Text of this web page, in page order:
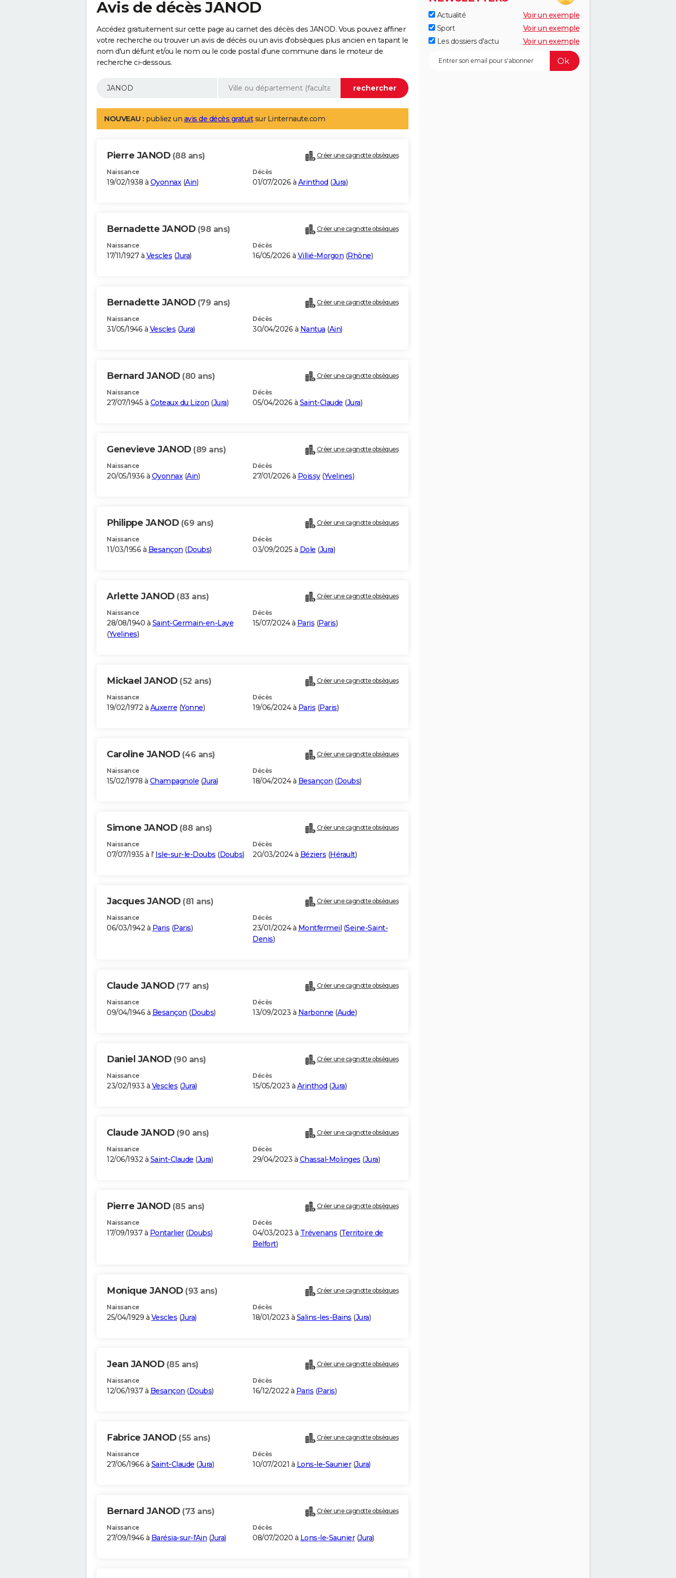
Avis de décès JANOD
Accédez gratuitement sur cette page au carnet des décès des JANOD. Vous pouvez affiner
votre recherche ou trouver un avis de décès ou un avis d'obsèques plus ancien en tapant le
nom d'un défunt et/ou le nom ou le code postal d'une commune dans le moteur de
recherche ci-dessous.
NOUVEAU : publiez un avis de décès gratuitsur Linternaute.com
Pierre JANOD (88 ans) Créer une cagnotte obsèques
Naissance
19/02/1938 à Oyonnax(Ain)
Décès
01/07/2026 à Arinthod (Jura)
Bernadette JANOD (98 ans) Créer une cagnotte obsèques
Naissance
17/11/1927 à Vescles (Jura)
Décès
16/05/2026 à Villié-Morgon (Rhône)
Bernadette JANOD (79 ans) Créer une cagnotte obsèques
Naissance
31/05/1946 à Vescles (Jura)
Décès
30/04/2026 à Nantua (Ain)
Bernard JANOD (80 ans) Créer une cagnotte obsèques
Naissance
27/07/1945 à Coteaux du Lizon (Jura)
Décès
05/04/2026 à Saint-Claude (Jura)
Genevieve JANOD (89 ans) Créer une cagnotte obsèques
Naissance
20/05/1936 à Oyonnax(Ain)
Décès
27/01/2026 à Poissy(Yvelines)
Philippe JANOD (69 ans) Créer une cagnotte obsèques
Naissance
11/03/1956 à Besançon (Doubs)
Décès
03/09/2025 à Dole (Jura)
Arlette JANOD (83 ans) Créer une cagnotte obsèques
Naissance
28/08/1940 à Saint-Germain-en-Laye
(Yvelines)
Décès
15/07/2024 à Paris (Paris)
Mickael JANOD (52 ans) Créer une cagnotte obsèques
Naissance
19/02/1972 à Auxerre (Yonne)
Décès
19/06/2024 à Paris (Paris)
Caroline JANOD (46 ans) Créer une cagnotte obsèques
Naissance
15/02/1978 à Champagnole (Jura)
Décès
18/04/2024 à Besançon (Doubs)
Simone JANOD (88 ans) Créer une cagnotte obsèques
Naissance
07/07/1935 à l' Isle-sur-le-Doubs (Doubs)
Décès
20/03/2024 à Béziers (Hérault)
Jacques JANOD (81 ans) Créer une cagnotte obsèques
Naissance
06/03/1942 à Paris (Paris)
Décès
23/01/2024 à Montfermeil (Seine-Saint-
Denis)
Claude JANOD (77 ans) Créer une cagnotte obsèques
Naissance
09/04/1946 à Besançon (Doubs)
Décès
13/09/2023 à Narbonne (Aude)
Daniel JANOD (90 ans) Créer une cagnotte obsèques
Naissance
23/02/1933 à Vescles (Jura)
Décès
15/05/2023 à Arinthod (Jura)
Claude JANOD (90 ans) Créer une cagnotte obsèques
Naissance
12/06/1932 à Saint-Claude (Jura)
Décès
29/04/2023 à Chassal-Molinges (Jura)
Pierre JANOD (85 ans) Créer une cagnotte obsèques
Naissance
17/09/1937 à Pontarlier(Doubs)
Décès
04/03/2023 à Trévenans (Territoire de
Belfort)
Monique JANOD (93 ans) Créer une cagnotte obsèques
Naissance
25/04/1929 à Vescles (Jura)
Décès
18/01/2023 à Salins-les-Bains (Jura)
Jean JANOD (85 ans) Créer une cagnotte obsèques
Naissance
12/06/1937 à Besançon (Doubs)
Décès
16/12/2022 à Paris (Paris)
Fabrice JANOD (55 ans) Créer une cagnotte obsèques
Naissance
27/06/1966 à Saint-Claude (Jura)
Décès
10/07/2021 à Lons-le-Saunier(Jura)
Bernard JANOD (73 ans) Créer une cagnotte obsèques
Naissance
27/09/1946 à Barésia-sur-l'Ain (Jura)
Décès
08/07/2020 à Lons-le-Saunier(Jura)
Actualité
Voir un exemple
Sport
Voir un exemple
Les dossiers d'actu
Voir un exemple